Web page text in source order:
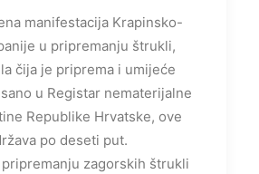
manifestacija Krapinsko-
u pripremanju štrukli,
čija je priprema i umijeće
u Registar nematerijalne
Republike Hrvatske, ove
po deseti put.
zagorskih štrukli